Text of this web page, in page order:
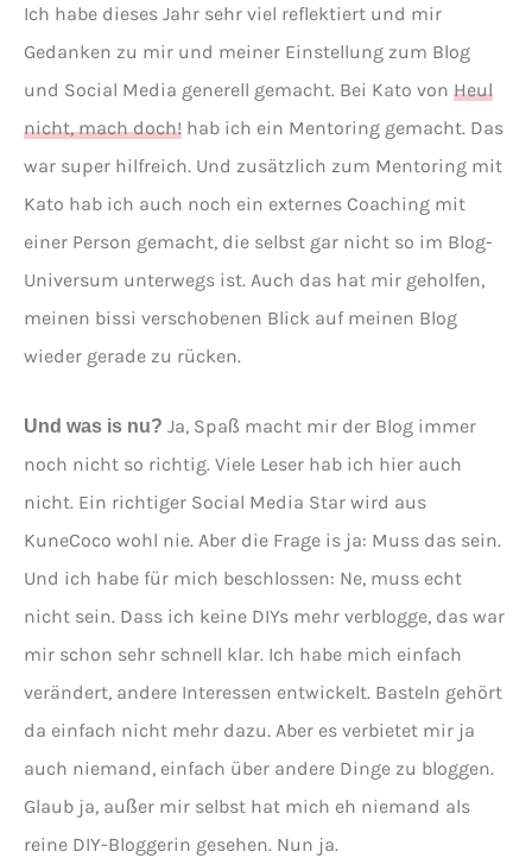
Ich habe dieses Jahr sehr viel reflektiert und mir
Gedanken zu mir und meiner Einstellung zum Blog
und Social Media generell gemacht. Bei Kato von Heul
nicht, mach doch! hab ich ein Mentoring gemacht. Das
war super hilfreich. Und zusätzlich zum Mentoring mit
Kato hab ich auch noch ein externes Coaching mit
einer Person gemacht, die selbst gar nicht so im Blog-
Universum unterwegs ist. Auch das hat mir geholfen,
meinen bissi verschobenen Blick auf meinen Blog
wieder gerade zu rücken.
Und was is nu? Ja, Spaß macht mir der Blog immer
noch nicht so richtig. Viele Leser hab ich hier auch
nicht. Ein richtiger Social Media Star wird aus
KuneCoco wohl nie. Aber die Frage is ja: Muss das sein.
Und ich habe für mich beschlossen: Ne, muss echt
nicht sein. Dass ich keine DIYs mehr verblogge, das war
mir schon sehr schnell klar. Ich habe mich einfach
verändert, andere Interessen entwickelt. Basteln gehört
da einfach nicht mehr dazu. Aber es verbietet mir ja
auch niemand, einfach über andere Dinge zu bloggen.
Glaub ja, außer mir selbst hat mich eh niemand als
reine DIY-Bloggerin gesehen. Nun ja.